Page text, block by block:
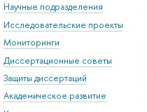
Научные подразделения
Исследовательские проекты
Мониторинги
Диссертационные советы
Защиты диссертаций
Академическое развитие